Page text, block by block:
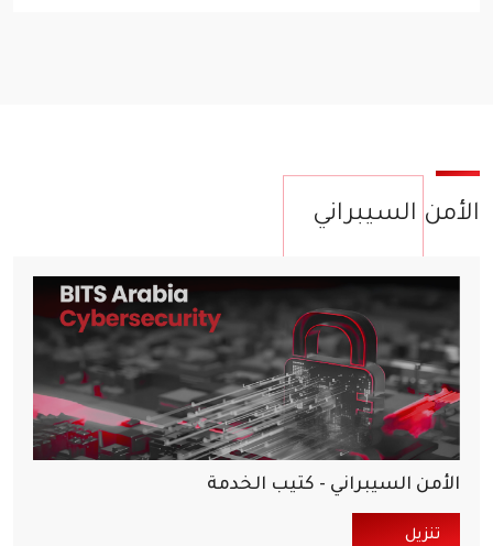
الأمن السيبراني
الأمن السيبراني - كتيب الخدمة
تنزيل